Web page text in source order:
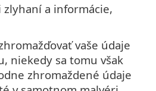
zlyhaní a informácie,
vaše údaje
niekedy sa tomu však
zhromaždené údaje